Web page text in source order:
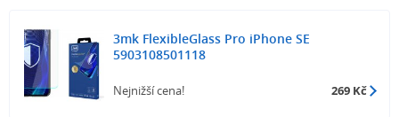
3mk FlexibleGlass Pro iPhone SE
5903108501118
Nejnižší cena! 269 Kč